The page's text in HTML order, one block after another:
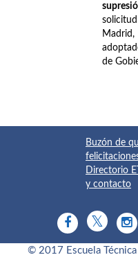
de
Buzón de
Directorio
y contacto
© 2017 Escuela